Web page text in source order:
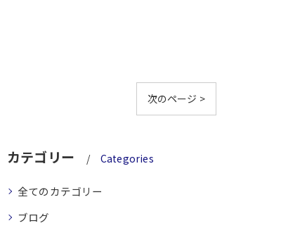
次のページ >
カテゴリー Categories
全てのカテゴリー
ブログ